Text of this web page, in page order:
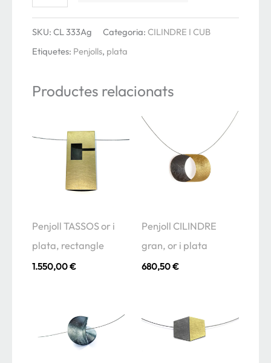
de
Penjoll
CILINDRE
SKU: CL 333Ag Categoria: CILINDRE I CUB
Etiquetes: Penjolls, plata
Productes relacionats
Penjoll TASSOS or i
plata, rectangle
1.550,00€
Penjoll CILINDRE
gran, or i plata
680,50€